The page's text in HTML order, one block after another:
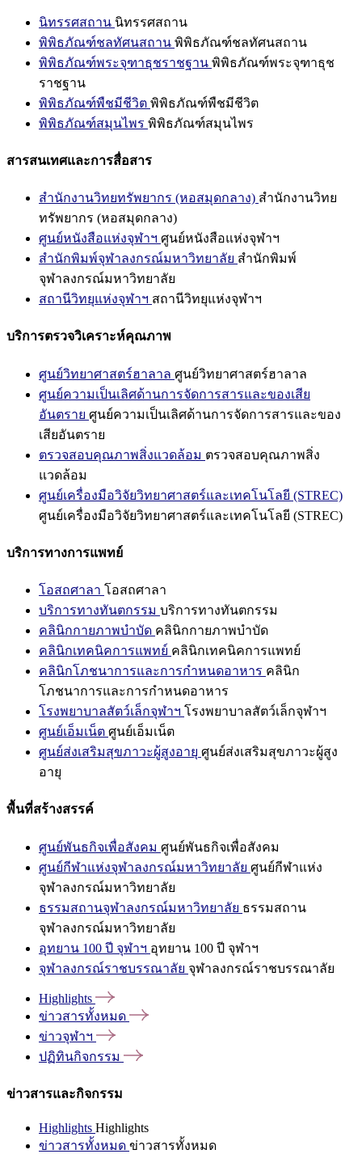
นิทรรศสถาน นิทรรศสถาน
พิพิธภัณฑ์ชลทัศนสถาน พิพิธภัณฑ์ชลทัศนสถาน
พิพิธภัณฑ์พระจุฑาธุชราชฐาน พิพิธภัณฑ์พระจุฑาธุช
ราชฐาน
พิพิธภัณฑ์พืชมีชีวิต พิพิธภัณฑ์พืชมีชีวิต
พิพิธภัณฑ์สมุนไพร พิพิธภัณฑ์สมุนไพร
สารสนเทศและการสื่อสาร
สำนักงานวิทยทรัพยากร (หอสมุดกลาง) สำนักงานวิทย
ทรัพยากร (หอสมุดกลาง)
ศูนย์หนังสือแห่งจุฬาฯ ศูนย์หนังสือแห่งจุฬาฯ
สำนักพิมพ์จุฬาลงกรณ์มหาวิทยาลัย สำนักพิมพ์
จุฬาลงกรณ์มหาวิทยาลัย
สถานีวิทยุแห่งจุฬาฯ สถานีวิทยุแห่งจุฬาฯ
บริการตรวจวิเคราะห์คุณภาพ
ศูนย์วิทยาศาสตร์ฮาลาล ศูนย์วิทยาศาสตร์ฮาลาล
ศูนย์ความเป็นเลิศด้านการจัดการสารและของเสีย
อันตราย ศูนย์ความเป็นเลิศด้านการจัดการสารและของ
เสียอันตราย
ตรวจสอบคุณภาพสิ่งแวดล้อม ตรวจสอบคุณภาพสิ่ง
แวดล้อม
ศูนย์เครื่องมือวิจัยวิทยาศาสตร์และเทคโนโลยี (STREC)
ศูนย์เครื่องมือวิจัยวิทยาศาสตร์และเทคโนโลยี (STREC)
บริการทางการแพทย์
โอสถศาลา โอสถศาลา
บริการทางทันตกรรม บริการทางทันตกรรม
คลินิกกายภาพบำบัด คลินิกกายภาพบำบัด
คลินิกเทคนิคการแพทย์ คลินิกเทคนิคการแพทย์
คลินิกโภชนาการและการกำหนดอาหาร คลินิก
โภชนาการและการกำหนดอาหาร
โรงพยาบาลสัตว์เล็กจุฬาฯ โรงพยาบาลสัตว์เล็กจุฬาฯ
ศูนย์เอ็มเน็ต ศูนย์เอ็มเน็ต
ศูนย์ส่งเสริมสุขภาวะผู้สูงอายุ ศูนย์ส่งเสริมสุขภาวะผู้สูง
อายุ
พื้นที่สร้างสรรค์
ศูนย์พันธกิจเพื่อสังคม ศูนย์พันธกิจเพื่อสังคม
ศูนย์กีฬาแห่งจุฬาลงกรณ์มหาวิทยาลัย ศูนย์กีฬาแห่ง
จุฬาลงกรณ์มหาวิทยาลัย
ธรรมสถานจุฬาลงกรณ์มหาวิทยาลัย ธรรมสถาน
จุฬาลงกรณ์มหาวิทยาลัย
อุทยาน 100 ปี จุฬาฯ อุทยาน 100 ปี จุฬาฯ
จุฬาลงกรณ์ราชบรรณาลัย จุฬาลงกรณ์ราชบรรณาลัย
Highlights
ข่าวสารทั้งหมด
ข่าวจุฬาฯ
ปฏิทินกิจกรรม
ข่าวสารและกิจกรรม
Highlights Highlights
ข่าวสารทั้งหมด ข่าวสารทั้งหมด